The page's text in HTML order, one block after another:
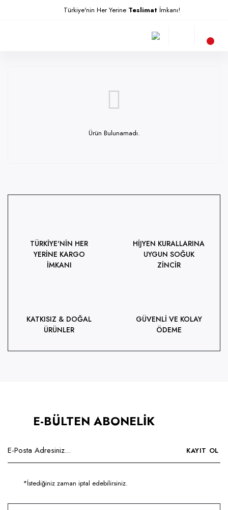
Türkiye'nin Her Yerine Teslimat İmkanı!
Ürün Bulunamadı.
TÜRKİYE'NİN HER
YERİNE KARGO
İMKANI
HİJYEN KURALLARINA
UYGUN SOĞUK
ZİNCİR
KATKISIZ & DOĞAL
ÜRÜNLER
GÜVENLİ VE KOLAY
ÖDEME
E-BÜLTEN ABONELİK
KAYIT OL
*İstediğiniz zaman iptal edebilirsiniz.